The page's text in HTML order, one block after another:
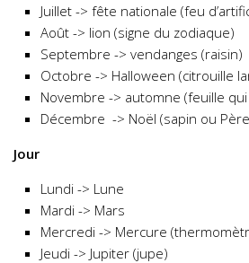
Juillet -> fête nationale (feu
Août -> lion (signe du zodiaque)
Septembre -> vendanges (raisin)
Octobre -> Halloween (citrouille
Novembre -> automne (feuille
Décembre -> Noël (sapin ou
Jour
Lundi -> Lune
Mardi -> Mars
Mercredi -> Mercure
Jeudi -> Jupiter (jupe)